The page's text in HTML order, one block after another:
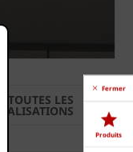
TOUTES LES
RÉALISATIONS
Fermer
Produits